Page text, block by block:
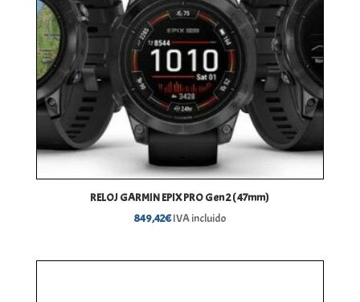
RELOJ GARMIN EPIX PRO Gen 2 ( 47mm)
849,42€IVA incluido